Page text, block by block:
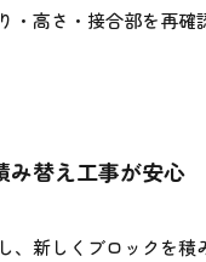
・高さ・接合部を再確
み替え工事が安心
、新しくブロックを積